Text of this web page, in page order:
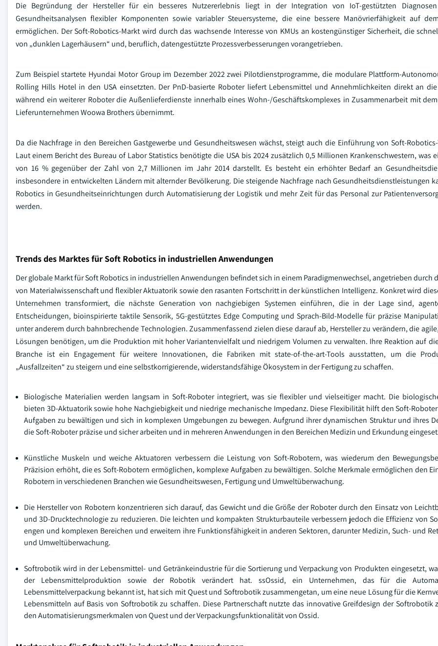
Die Begründung der Hersteller für ein besseres Nutzererlebnis liegt in der Integration von IoT-gestützten
Gesundheitsanalysen flexibler Komponenten sowie variabler Steuersysteme, die eine bessere Manövrierfähigkeit auf
ermöglichen. Der Soft-Robotics-Markt wird durch das wachsende Interesse von KMUs an kostengünstiger Sicherheit, die
von „dunklen Lagerhäusern“ und, beruflich, datengestützte Prozessverbesserungen vorangetrieben.
Zum Beispiel startete Hyundai Motor Group im Dezember 2022 zwei Pilotdienstprogramme, die modulare Plattform-
Rolling Hills Hotel in den USA einsetzten. Der PnD-basierte Roboter liefert Lebensmittel und Annehmlichkeiten direkt an die
während ein weiterer Roboter die Außenlieferdienste innerhalb eines Wohn-/Geschäftskomplexes in Zusammenarbeit mit
Lieferunternehmen Woowa Brothers übernimmt.
Da die Nachfrage in den Bereichen Gastgewerbe und Gesundheitswesen wächst, steigt auch die Einführung von Soft-
Laut einem Bericht des Bureau of Labor Statistics benötigte die USA bis 2024 zusätzlich 0,5 Millionen Krankenschwestern, was
von 16 % gegenüber der Zahl von 2,7 Millionen im Jahr 2014 darstellt. Es besteht ein erhöhter Bedarf an
insbesondere in entwickelten Ländern mit alternder Bevölkerung. Die steigende Nachfrage nach Gesundheitsdienstleistungen
Robotics in Gesundheitseinrichtungen durch Automatisierung der Logistik und mehr Zeit für das Personal zur
werden.
Trends des Marktes für Soft Robotics in industriellen Anwendungen
Der globale Markt für Soft Robotics in industriellen Anwendungen befindet sich in einem Paradigmenwechsel, angetrieben durch
von Materialwissenschaft und flexibler Aktuatorik sowie den rasanten Fortschritt in der künstlichen Intelligenz. Konkret wird
Unternehmen transformiert, die nächste Generation von nachgiebigen Systemen einführen, die in der Lage sind,
Entscheidungen, bioinspirierte taktile Sensorik, 5G-gestütztes Edge Computing und Sprach-Bild-Modelle für präzise
unter anderem durch bahnbrechende Technologien. Zusammenfassend zielen diese darauf ab, Hersteller zu verändern, die
Lösungen benötigen, um die Produktion mit hoher Variantenvielfalt und niedrigem Volumen zu verwalten. Ihre Reaktion auf
Branche ist ein Engagement für weitere Innovationen, die Fabriken mit state-of-the-art-Tools ausstatten, um die
„Ausfallzeiten“ zu steigern und eine selbstkorrigierende, widerstandsfähige Ökosystem in der Fertigung zu schaffen.
Biologische Materialien werden langsam in Soft-Roboter integriert, was sie flexibler und vielseitiger macht. Die
bieten 3D-Aktuatorik sowie hohe Nachgiebigkeit und niedrige mechanische Impedanz. Diese Flexibilität hilft den Soft-
Aufgaben zu bewältigen und sich in komplexen Umgebungen zu bewegen. Aufgrund ihrer dynamischen Struktur und ihres
die Soft-Roboter präzise und sicher arbeiten und in mehreren Anwendungen in den Bereichen Medizin und Erkundung
Künstliche Muskeln und weiche Aktuatoren verbessern die Leistung von Soft-Robotern, was wiederum den
Präzision erhöht, die es Soft-Robotern ermöglichen, komplexe Aufgaben zu bewältigen. Solche Merkmale ermöglichen den
Robotern in verschiedenen Branchen wie Gesundheitswesen, Fertigung und Umweltüberwachung.
Die Hersteller von Robotern konzentrieren sich darauf, das Gewicht und die Größe der Roboter durch den Einsatz von
und 3D-Drucktechnologie zu reduzieren. Die leichten und kompakten Strukturbauteile verbessern jedoch die Effizienz von
engen und komplexen Bereichen und erweitern ihre Funktionsfähigkeit in anderen Sektoren, darunter Medizin, Such- und
und Umweltüberwachung.
Softrobotik wird in der Lebensmittel- und Getränkeindustrie für die Sortierung und Verpackung von Produkten eingesetzt,
der Lebensmittelproduktion sowie der Robotik verändert hat. ssOssid, ein Unternehmen, das für die
Lebensmittelverpackung bekannt ist, hat sich mit Quest und Softrobotik zusammengetan, um eine neue Lösung für die
Lebensmitteln auf Basis von Softrobotik zu schaffen. Diese Partnerschaft nutzte das innovative Greifdesign der Softrobotik
den Automatisierungsmerkmalen von Quest und der Verpackungsfunktionalität von Ossid.